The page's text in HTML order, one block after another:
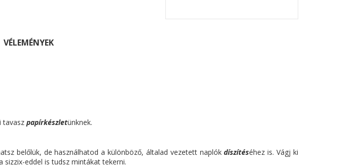
VÉLEMÉNYEK
tavasz papírkészletünknek.
belőlük, de használhatod a különböző, általad vezetett naplókdíszítéséhez is. Vágj ki
eddel is tudsz mintákat tekerni.